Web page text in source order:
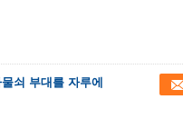
쇠 부대를 자루에